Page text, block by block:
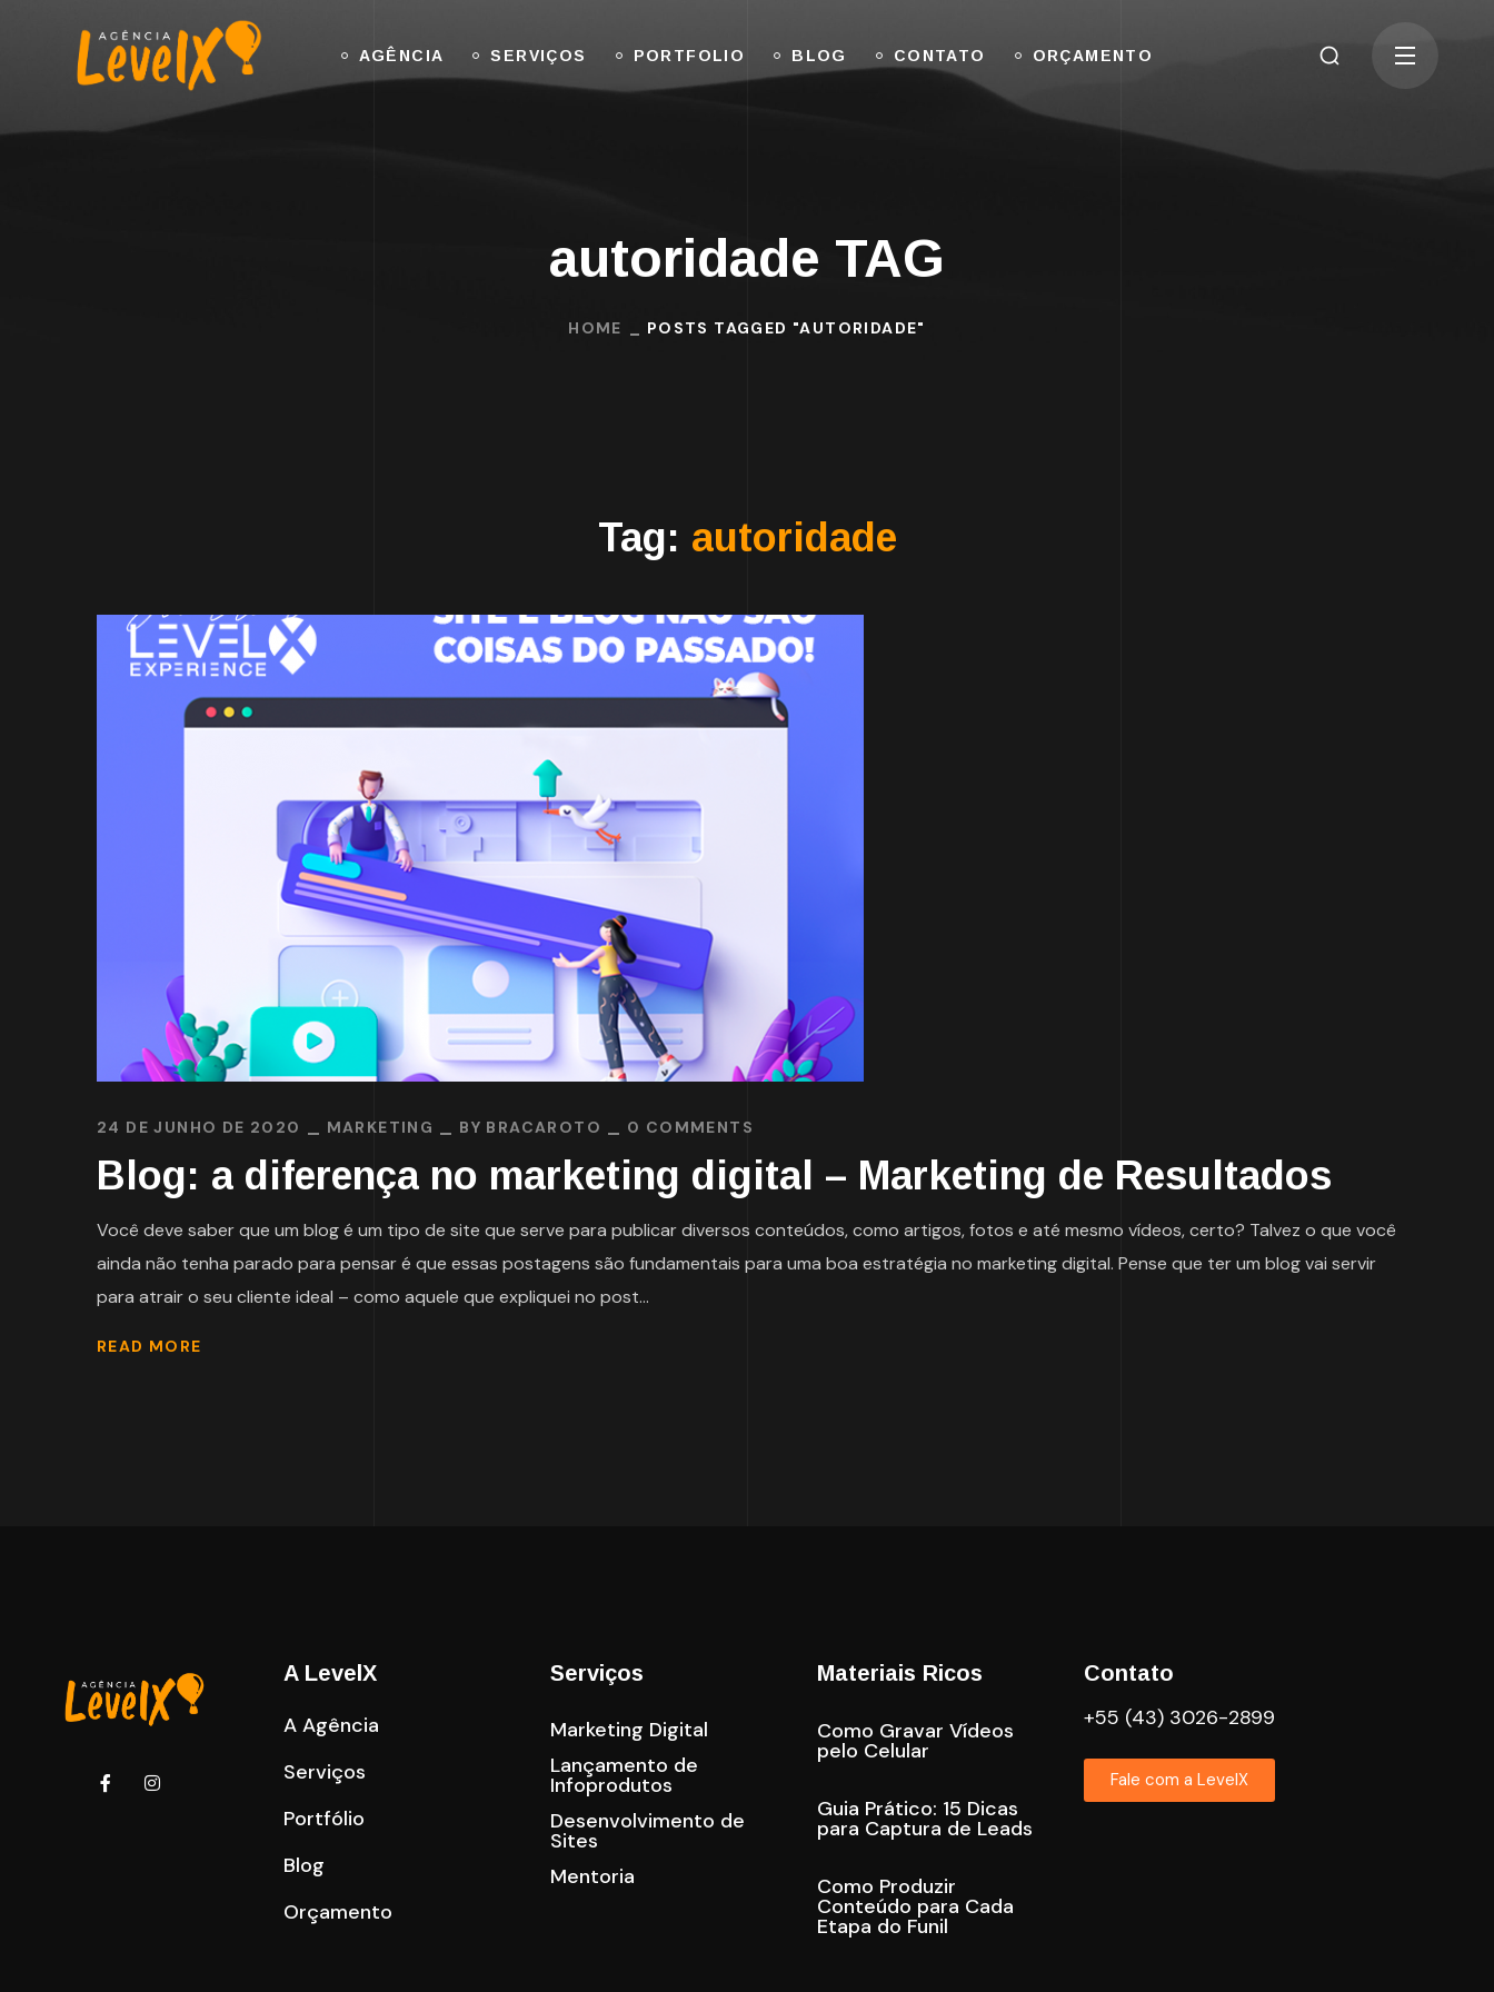
AGÊNCIA SERVIÇOS PORTFOLIO BLOG CONTATO ORÇAMENTO
autoridade TAG
HOME POSTS TAGGED "AUTORIDADE"
Tag: autoridade
24 DE JUNHO DE 2020 MARKETING BY BRACAROTO 0 COMMENTS
Blog: a diferença no marketing digital – Marketing de Resultados
Você deve saber que um blog é um tipo de site que serve para publicar diversos conteúdos, como artigos, fotos e até mesmo vídeos, certo? Talvez o que você
ainda não tenha parado para pensar é que essas postagens são fundamentais para uma boa estratégia no marketing digital. Pense que ter um blog vai servir
para atrair o seu cliente ideal – como aquele que expliquei no post...
READ MORE
A LevelX
A Agência
Serviços
Portfólio
Blog
Orçamento
Serviços
Marketing Digital
Lançamento de
Infoprodutos
Desenvolvimento de
Sites
Mentoria
Materiais Ricos
Como Gravar Vídeos
pelo Celular
Guia Prático: 15 Dicas
para Captura de Leads
Como Produzir
Conteúdo para Cada
Etapa do Funil
Contato
+55 (43) 3026-2899
Fale com a LevelX